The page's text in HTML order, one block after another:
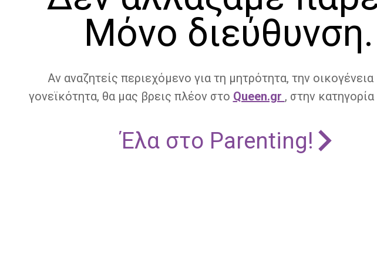
Μόνο διεύθυνση.
Αν αναζητείς περιεχόμενο για τη μητρότητα, την οικογένεια
γονεϊκότητα, θα μας βρεις πλέον στο Queen.gr , στην
Έλα στο Parenting!